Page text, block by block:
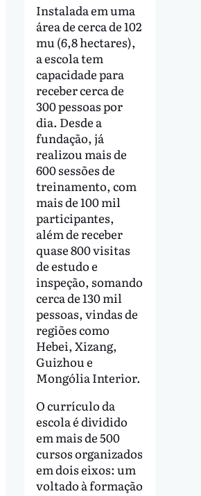
Instalada em uma
área de cerca de 102
mu (6,8 hectares),
a escola tem
capacidade para
receber cerca de
300 pessoas por
dia. Desde a
fundação, já
realizou mais de
600 sessões de
treinamento, com
mais de 100 mil
participantes,
além de receber
quase 800 visitas
de estudo e
inspeção, somando
cerca de 130 mil
pessoas, vindas de
regiões como
Hebei, Xizang,
Guizhou e
Mongólia Interior.
O currículo da
escola é dividido
em mais de 500
cursos organizados
em dois eixos: um
voltado à formação